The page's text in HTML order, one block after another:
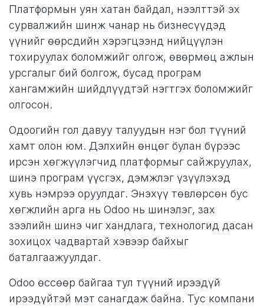
Платформын уян хатан байдал, нээлттэй эх
сурвалжийн шинж чанар нь бизнесүүдэд
үүнийг өөрсдийн хэрэгцээнд нийцүүлэн
тохируулах боломжийг олгож, өвөрмөц ажлын
урсгалыг бий болгож, бусад програм
хангамжийн шийдлүүдтэй нэгтгэх боломжийг
олгосон.
Одоогийн гол давуу талуудын нэг бол түүний
хамт олон юм. Дэлхийн өнцөг булан бүрээс
ирсэн хөгжүүлэгчид платформыг сайжруулах,
шинэ програм үүсгэх, дэмжлэг үзүүлэхэд
хувь нэмрээ оруулдаг. Энэхүү төвлөрсөн бус
хөгжлийн арга нь Odoo нь шинэлэг, зах
зээлийн шинэ чиг хандлага, технологид дасан
зохицох чадвартай хэвээр байхыг
баталгаажуулдаг.
Odoo өссөөр байгаа тул түүний ирээдүй
ирээдүйтэй мэт санагдаж байна. Тус компани